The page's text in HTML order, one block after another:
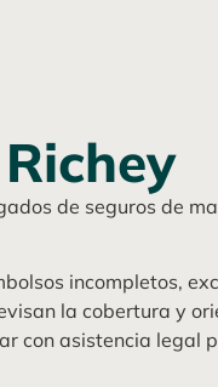
de seguros de
incompletos,
la cobertura y
con asistencia legal